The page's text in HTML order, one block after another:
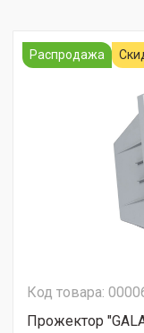
Распродажа
Код товара:
Прожектор